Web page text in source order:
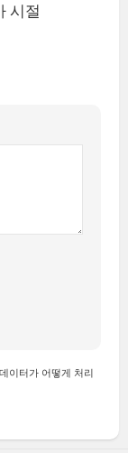
시절
이터가 어떻게 처리